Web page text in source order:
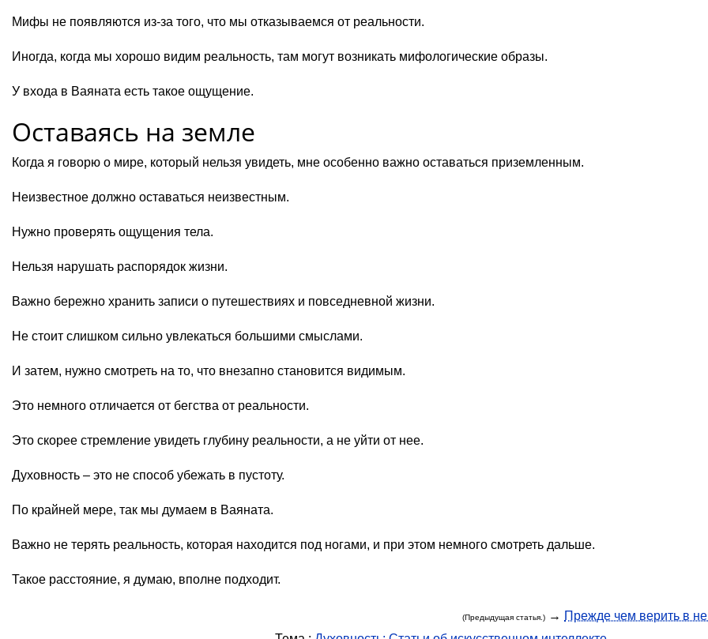
Мифы не появляются из-за того, что мы отказываемся от реальности.
Иногда, когда мы хорошо видим реальность, там могут возникать мифологические образы.
У входа в Ваяната есть такое ощущение.
Оставаясь на земле
Когда я говорю о мире, который нельзя увидеть, мне особенно важно оставаться приземленным.
Неизвестное должно оставаться неизвестным.
Нужно проверять ощущения тела.
Нельзя нарушать распорядок жизни.
Важно бережно хранить записи о путешествиях и повседневной жизни.
Не стоит слишком сильно увлекаться большими смыслами.
И затем, нужно смотреть на то, что внезапно становится видимым.
Это немного отличается от бегства от реальности.
Это скорее стремление увидеть глубину реальности, а не уйти от нее.
Духовность – это не способ убежать в пустоту.
По крайней мере, так мы думаем в Ваяната.
Важно не терять реальность, которая находится под ногами, и при этом немного смотреть дальше.
Такое расстояние, я думаю, вполне подходит.
(Предыдущая статья.) → Прежде чем верить в